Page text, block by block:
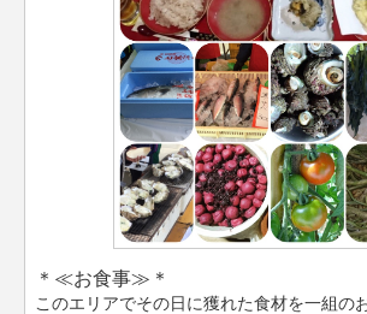
＊≪お食事≫＊
このエリアでその日に獲れた食材を一組の